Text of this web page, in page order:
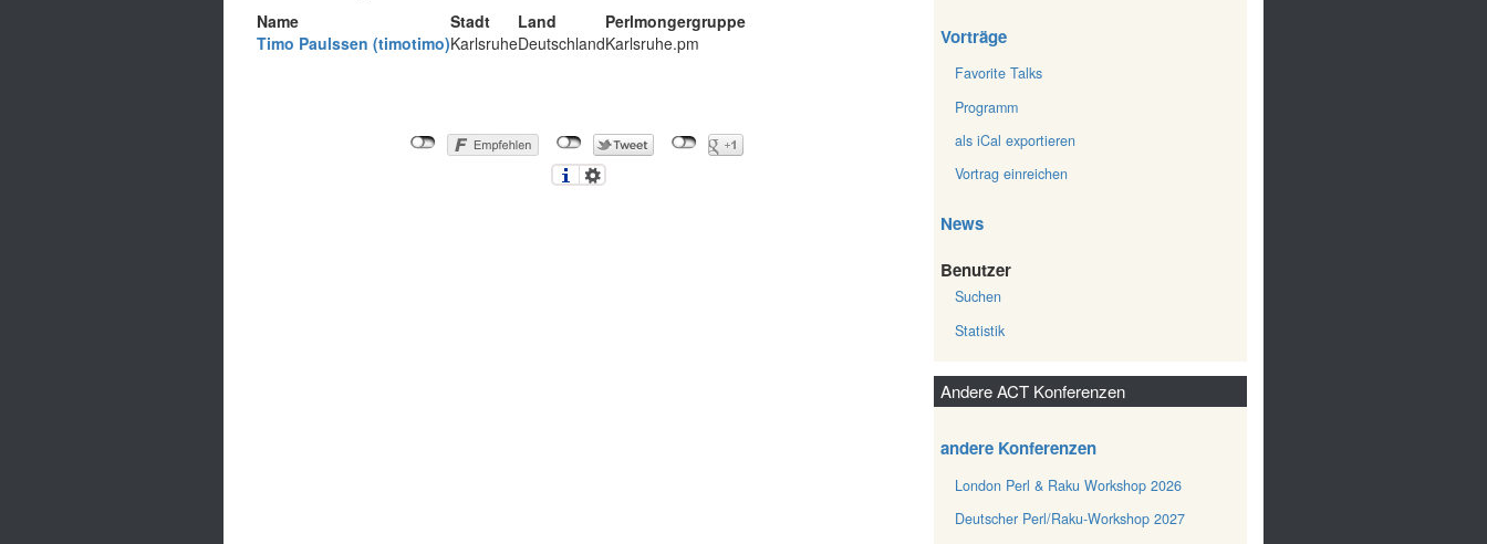
Name
Stadt Land
Perlmongergruppe
Timo Paulssen (‎timotimo‎)KarlsruheDeutschlandKarlsruhe.pm Vorträge
Favorite Talks
Programm
als iCal exportieren
Vortrag einreichen
News
Benutzer
Suchen
Statistik
Andere ACT Konferenzen
andere Konferenzen
London Perl & Raku Workshop 2026
Deutscher Perl/Raku-Workshop 2027